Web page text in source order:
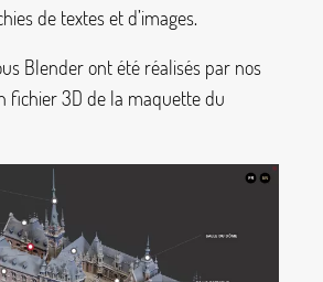
de textes et d’images.
Blender ont été réalisés par nos
fichier 3D de la maquette du